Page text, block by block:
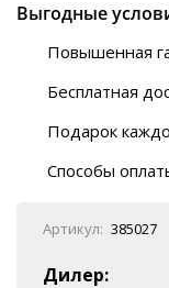
Выгодные
Повышенная
Бесплатная
Автобусы
“BlaBlaCar”
Подарок
Способы
Наличные
Эквайринг
Артикул: 385027
Дилер: